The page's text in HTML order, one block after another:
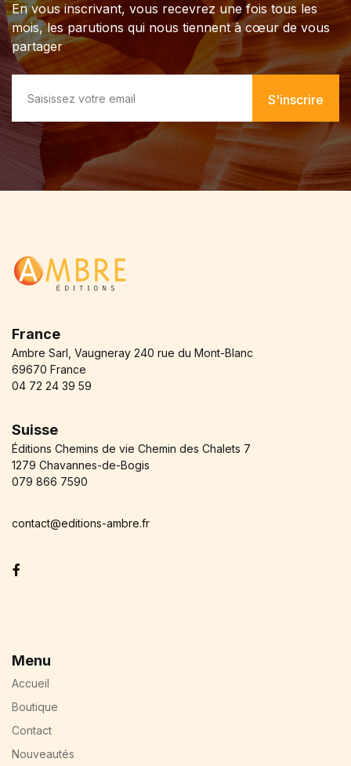
En vous inscrivant, vous recevrez une fois tous les
mois, les parutions qui nous tiennent à cœur de vous
partager
a
i
S'inscrire
France
Ambre Sarl, Vaugneray 240 rue du Mont-Blanc
69670 France
04 72 24 39 59
Suisse
Éditions Chemins de vie Chemin des Chalets 7
1279 Chavannes-de-Bogis
079 866 7590
contact@editions-ambre.fr
Menu
Accueil
Boutique
Contact
Nouveautés